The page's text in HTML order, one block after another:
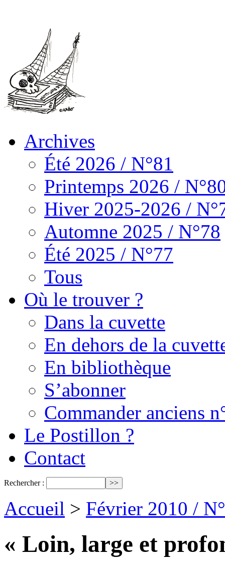
Archives
Été 2026 / N°81
Printemps 2026 /
Hiver 2025-2026 /
Automne 2025 / N°78
Été 2025 / N°77
Tous
Où le trouver ?
Dans la cuvette
En dehors de la
En bibliothèque
S’abonner
Commander anciens
Le Postillon ?
Contact
Rechercher :
Accueil > Février 2010 /
« Loin, large et